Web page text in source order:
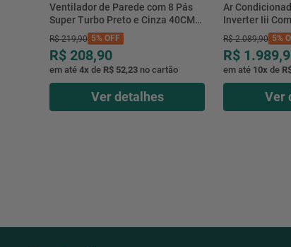
Ventilador de Parede com 8 Pás
Super Turbo Preto e Cinza 40CM
220V 140W - VTX-40P-8P -
Mondial
R$ 219,90 5% OFF
R$ 208,90
em até 4x de R$ 52,23 no cartão
Ver detalhes
Ar
Inverter Iii
R$ 2.089,90 5%
R$ 1.989,
em até 10x de
Ver